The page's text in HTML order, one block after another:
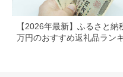
【2026年最新】ふるさと納
万円のおすすめ返礼品ラン